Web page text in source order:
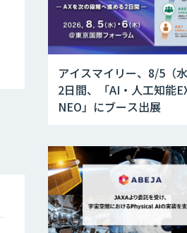
アイスマイリー、8/5（
2日間、「AI・人工知能
NEO」にブース出展